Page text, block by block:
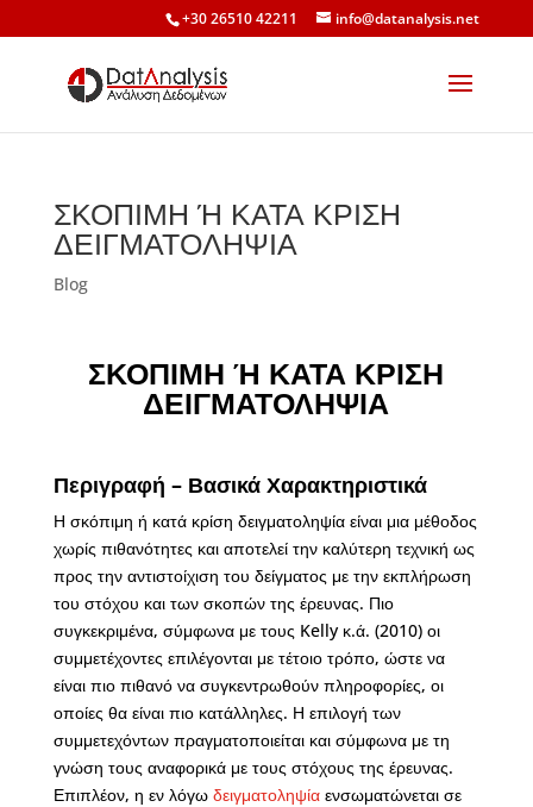
+30 26510 42211 info@datanalysis.net
ΣΚΟΠΙΜΗ Ή ΚΑΤΑ ΚΡΙΣΗ
ΔΕΙΓΜΑΤΟΛΗΨΙΑ
Blog
ΣΚΟΠΙΜΗ Ή ΚΑΤΑ ΚΡΙΣΗ
ΔΕΙΓΜΑΤΟΛΗΨΙΑ
Περιγραφή – Βασικά Χαρακτηριστικά
Η σκόπιμη ή κατά κρίση δειγματοληψία είναι μια μέθοδος
χωρίς πιθανότητες και αποτελεί την καλύτερη τεχνική ως
προς την αντιστοίχιση του δείγματος με την εκπλήρωση
του στόχου και των σκοπών της έρευνας. Πιο
συγκεκριμένα, σύμφωνα με τους Kelly κ.ά. (2010) οι
συμμετέχοντες επιλέγονται με τέτοιο τρόπο, ώστε να
είναι πιο πιθανό να συγκεντρωθούν πληροφορίες, οι
οποίες θα είναι πιο κατάλληλες. Η επιλογή των
συμμετεχόντων πραγματοποιείται και σύμφωνα με τη
γνώση τους αναφορικά με τους στόχους της έρευνας.
Επιπλέον, η εν λόγω δειγματοληψίαενσωματώνεται σε